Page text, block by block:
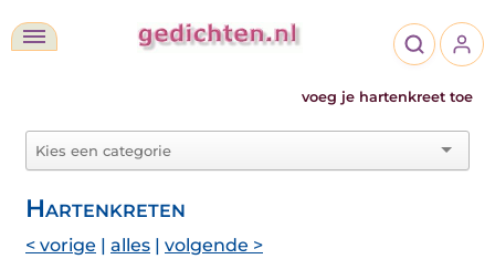
voeg je hartenkreet toe
Hartenkreten
< vorige | alles | volgende >